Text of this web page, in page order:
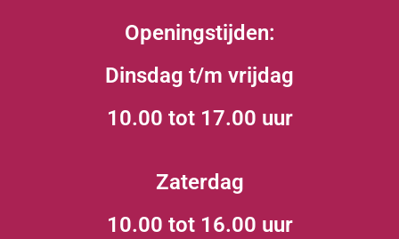
Openingstijden:
Dinsdag t/m vrijdag
10.00 tot 17.00 uur
Zaterdag
10.00 tot 16.00 uur